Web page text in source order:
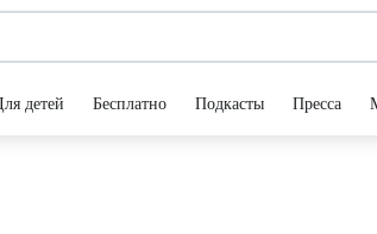
детей Бесплатно Подкасты Пресса